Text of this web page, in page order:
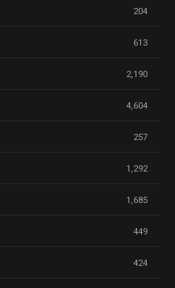
204
613
2,190
4,604
257
1,292
1,685
449
424